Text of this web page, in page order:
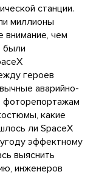
станции.
миллионы
внимание, чем
были
героев
аварийно-
фоторепортажам
какие
ли SpaceX
эффектному
выяснить
инженеров